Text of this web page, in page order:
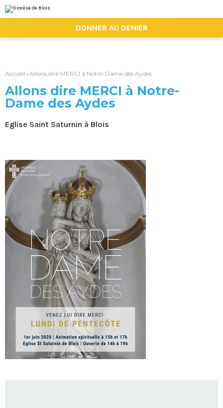
au
contenu.
la
personnels
DONNER AU DENIER
Accueil › Allons dire MERCI à Notre-Dame des Aydes
Allons dire MERCI à Notre-
Dame des Aydes
Eglise Saint Saturnin à Blois